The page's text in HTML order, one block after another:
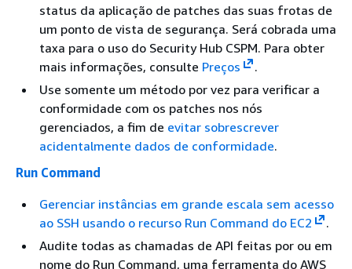
status da aplicação de patches das suas frotas de
um ponto de vista de segurança. Será cobrada uma
taxa para o uso do Security Hub CSPM. Para obter
mais informações, consulte Preços
.
Use somente um método por vez para verificar a
conformidade com os patches nos nós
gerenciados, a fim de evitar sobrescrever
acidentalmente dados de conformidade.
Run Command
Gerenciar instâncias em grande escala sem acesso
ao SSH usando o recurso Run Command do EC2
.
Audite todas as chamadas de API feitas por ou em
nome do Run Command, uma ferramenta do AWS